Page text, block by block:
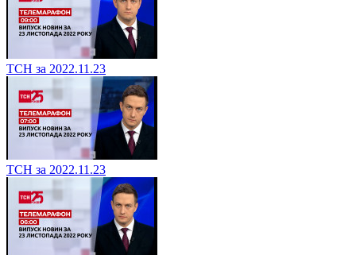
ТСН за 2022.11.23
ТСН за 2022.11.23